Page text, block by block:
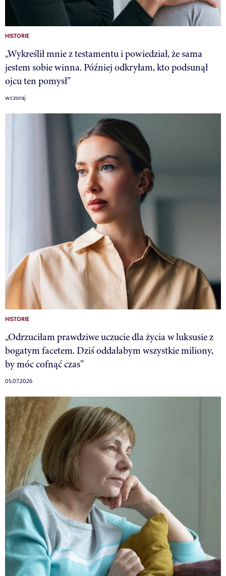
HISTORIE
„Wykreślił mnie z testamentu i powiedział, że sama
jestem sobie winna. Później odkryłam, kto podsunął
ojcu ten pomysł”
wczoraj
HISTORIE
„Odrzuciłam prawdziwe uczucie dla życia w luksusie z
bogatym facetem. Dziś oddałabym wszystkie miliony,
by móc cofnąć czas”
05.07.2026